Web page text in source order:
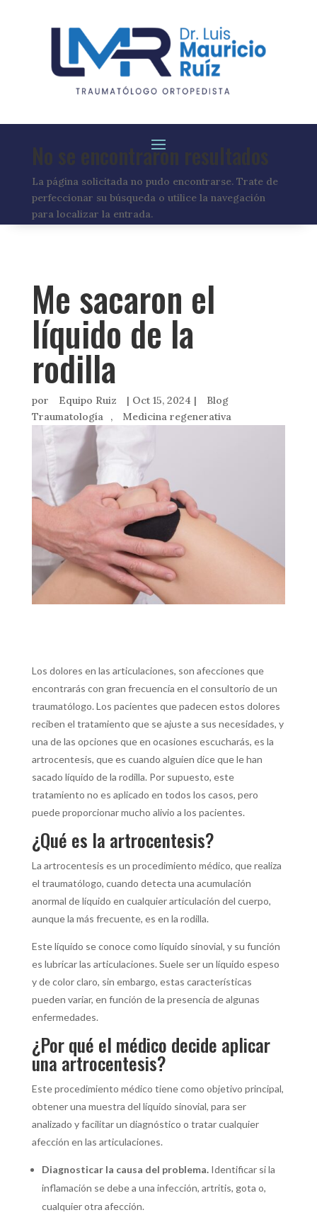
No se encontraron resultados
La página solicitada no pudo encontrarse. Trate de
perfeccionar su búsqueda o utilice la navegación
para localizar la entrada.
Me sacaron el
líquido de la
rodilla
por Equipo Ruiz | Oct 15, 2024 |
Blog
Traumatología
, Medicina regenerativa
Los dolores en las articulaciones, son afecciones que
encontrarás con gran frecuencia en el consultorio de un
traumatólogo. Los pacientes que padecen estos dolores
reciben el tratamiento que se ajuste a sus necesidades, y
una de las opciones que en ocasiones escucharás, es la
artrocentesis, que es cuando alguien dice que le han
sacado líquido de la rodilla. Por supuesto, este
tratamiento no es aplicado en todos los casos, pero
puede proporcionar mucho alivio a los pacientes.
¿Qué es la artrocentesis?
La artrocentesis es un procedimiento médico, que realiza
el traumatólogo, cuando detecta una acumulación
anormal de líquido en cualquier articulación del cuerpo,
aunque la más frecuente, es en la rodilla.
Este líquido se conoce como líquido sinovial, y su función
es lubricar las articulaciones. Suele ser un líquido espeso
y de color claro, sin embargo, estas características
pueden variar, en función de la presencia de algunas
enfermedades.
¿Por qué el médico decide aplicar
una artrocentesis?
Este procedimiento médico tiene como objetivo principal,
obtener una muestra del líquido sinovial, para ser
analizado y facilitar un diagnóstico o tratar cualquier
afección en las articulaciones.
Diagnosticar la causa del problema.Identificar si la
inflamación se debe a una infección, artritis, gota o,
cualquier otra afección.